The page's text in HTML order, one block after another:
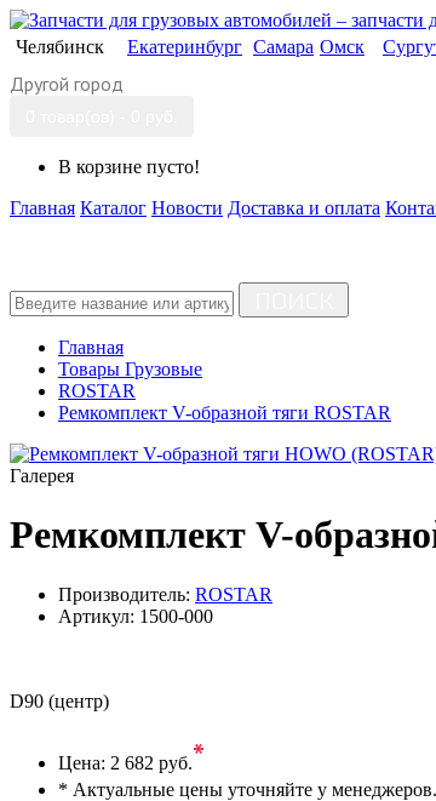
Челябинск Екатеринбург Самара Омск
Другой город
В корзине пусто!
Главная Каталог Новости Доставка и оплата
Главная
Товары Грузовые
ROSTAR
Ремкомплект V-образной тяги ROSTAR
Галерея
Ремкомплект V-
Производитель: ROSTAR
Артикул: 1500-000
D90 (центр)
Цена: 2 682 руб.*
* Актуальные цены уточняйте у